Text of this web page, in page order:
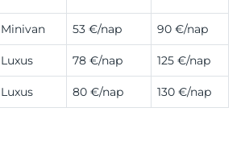
Minivan 53 €/nap 90 €/nap
Luxus 78 €/nap 125 €/nap
Luxus 80 €/nap 130 €/nap